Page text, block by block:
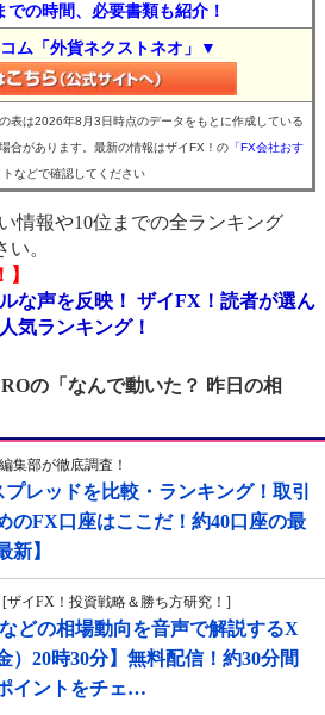
の時間、必要書類も紹介！
ム「外貨ネクストネオ」▼
表は2026年8月3日時点のデータをもとに作成している
合があります。最新の情報はザイFX！の 「FX会社おす
などで確認してください
情報や10位までの全ランキング
。
な声を反映！ ザイFX！読者が選ん
気ランキング！
の「なんで動いた？ 昨日の相
集部が徹底調査！
レッドを比較・ランキング！取引
のFX口座はここだ！約40口座の最
新】
イFX！投資戦略＆勝ち方研究！]
どの相場動向を音声で解説するX
）20時30分】無料配信！約30分間
イントをチェ…